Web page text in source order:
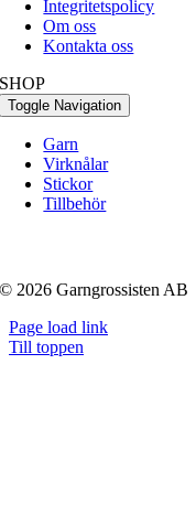
Integritetspolicy
Om oss
Kontakta oss
SHOP
Toggle Navigation
Garn
Virknålar
Stickor
Tillbehör
© 2026 Garngrossisten AB
Page load link
Till toppen